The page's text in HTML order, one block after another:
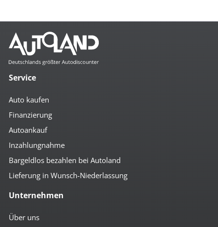
Service
Auto kaufen
Finanzierung
Autoankauf
Inzahlungnahme
Bargeldlos bezahlen bei Autoland
Lieferung in Wunsch-Niederlassung
Unternehmen
Über uns